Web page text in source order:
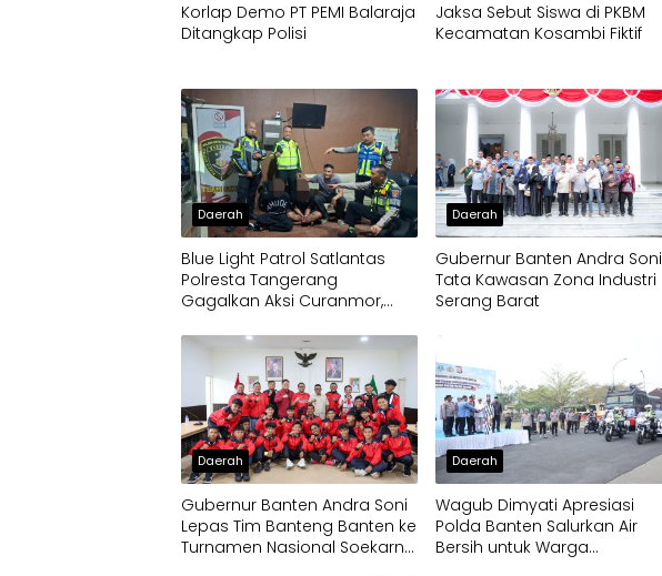
Korlap Demo PT PEMI Balaraja
Ditangkap Polisi
Jaksa Sebut Siswa di PKBM
Kecamatan Kosambi Fiktif
Daerah
Blue Light Patrol Satlantas
Polresta Tangerang
Gagalkan Aksi Curanmor,
Daerah
Gubernur Banten Andra Soni
Tata Kawasan Zona Industri
Serang Barat
Daerah
Gubernur Banten Andra Soni
Lepas Tim Banteng Banten ke
Turnamen Nasional Soekarno
Daerah
Wagub Dimyati Apresiasi
Polda Banten Salurkan Air
Bersih untuk Warga